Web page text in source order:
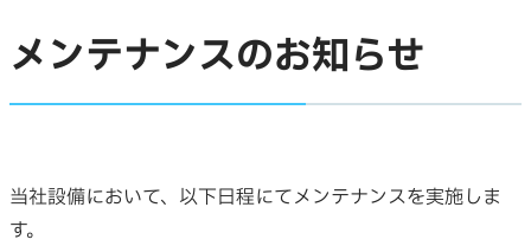
メンテナンスのお知らせ
当社設備において、以下日程にてメンテナンスを実施しま
す。